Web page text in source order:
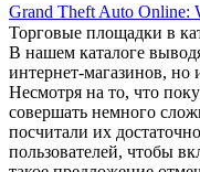
Grand Theft Auto Online:
Торговые площадки в
В нашем каталоге
интернет-магазинов,
Несмотря на то, что
совершать немного
посчитали их
пользователей, чтобы